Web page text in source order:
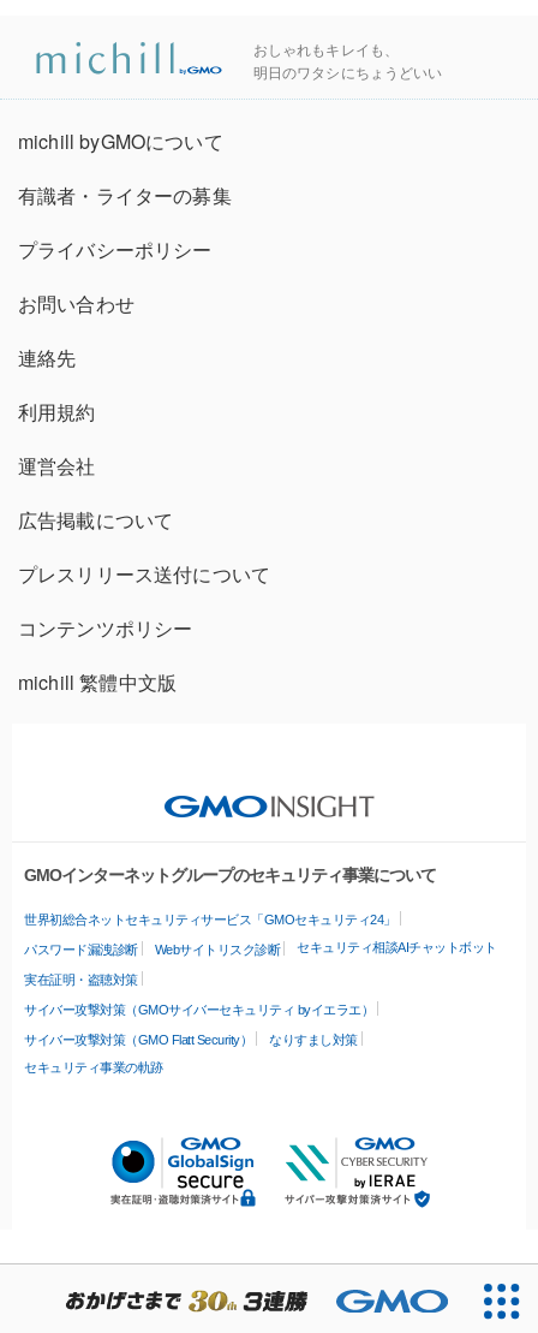
おしゃれもキレイも、
明日のワタシにちょうどいい
michill byGMOについて
有識者・ライターの募集
プライバシーポリシー
お問い合わせ
連絡先
利用規約
運営会社
広告掲載について
プレスリリース送付について
コンテンツポリシー
michill 繁體中文版
GMOインターネットグループのセキュリティ事業について
世界初総合ネットセキュリティサービス「GMOセキュリティ24」
パスワード漏洩診断 Webサイトリスク診断 セキュリティ相談AIチャットボット
実在証明・盗聴対策
サイバー攻撃対策（GMOサイバーセキュリティ byイエラエ）
サイバー攻撃対策（GMO Flatt Security）
なりすまし対策
セキュリティ事業の軌跡